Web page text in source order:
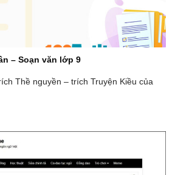
– Soạn văn lớp 9
Thề nguyền – trích Truyện Kiều của